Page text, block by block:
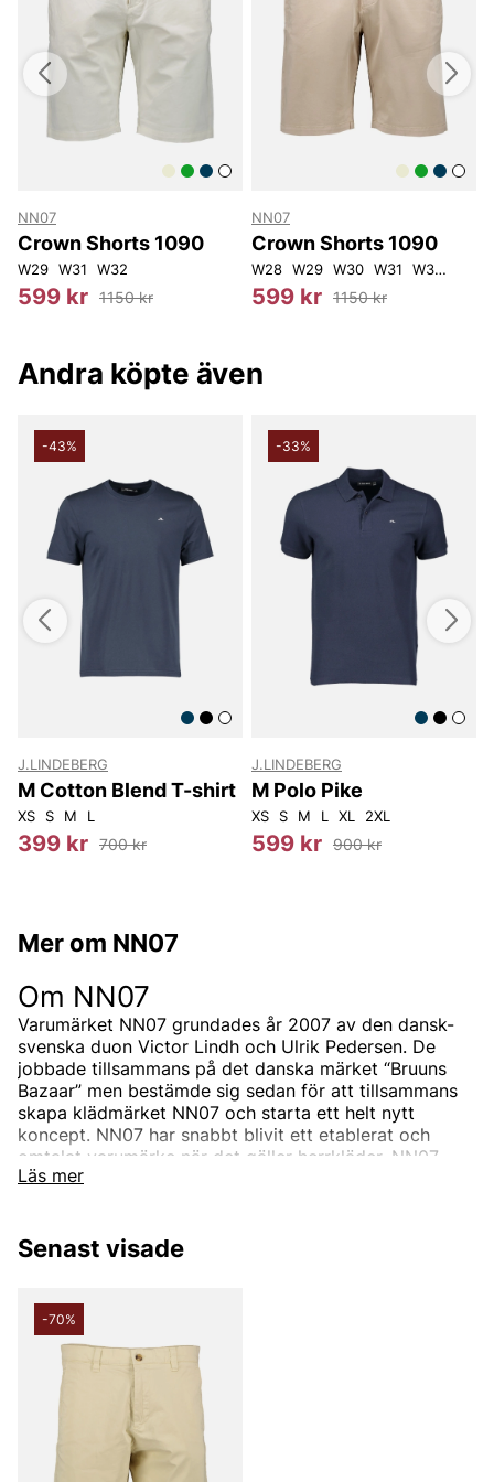
NN07
Crown Shorts 1090
W29 W31 W32
599 kr 1150 kr
NN07
Crown Shorts 1090
W28 W29 W30 W31 W32
599 kr 1150 kr
Andra köpte även
-43%
J.LINDEBERG
M Cotton Blend T-shirt
XS S M L
399 kr 700 kr
-33%
J.LINDEBERG
M Polo Pike
XS S M L XL 2XL
599 kr 900 kr
Mer om NN07
Läs mer
Om NN07
Varumärket NN07 grundades år 2007 av den dansk-
svenska duon Victor Lindh och Ulrik Pedersen. De
jobbade tillsammans på det danska märket “Bruuns
Bazaar” men bestämde sig sedan för att tillsammans
skapa klädmärket NN07 och starta ett helt nytt
koncept. NN07 har snabbt blivit ett etablerat och
omtalat varumärke när det gäller herrkläder. NN07
drivs inte av trender utan designar unika plagg med
Hur kom namnet NN07 till?
NN07 är ett varumärke för alla, oavsett bakgrund.
Därav namnet NN07, som står för “No Nationality” och
07 från året då det skapades, 2007. Konceptet kallar
de ibland för “We are no nationality” som går att se i
deras grafiska profil. Målet har alltid varit att alla
människor ska känna sig bekväma i NN07s plagg.
NN07s sortiment
Senast visade
-70%